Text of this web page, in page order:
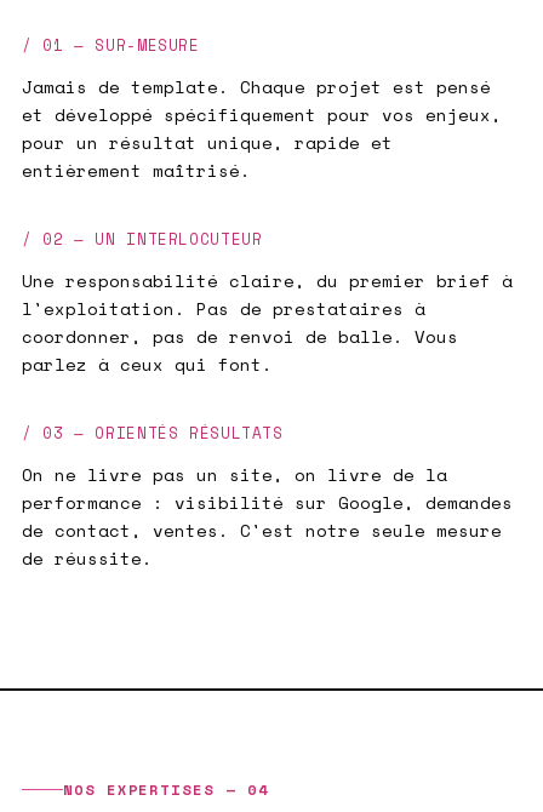
/ 01 — SUR-MESURE
Jamais de template. Chaque projet est pensé
et développé spécifiquement pour vos enjeux,
pour un résultat unique, rapide et
entièrement maîtrisé.
/ 02 — UN INTERLOCUTEUR
Une responsabilité claire, du premier brief à
l'exploitation. Pas de prestataires à
coordonner, pas de renvoi de balle. Vous
parlez à ceux qui font.
/ 03 — ORIENTÉS RÉSULTATS
On ne livre pas un site, on livre de la
performance : visibilité sur Google, demandes
de contact, ventes. C'est notre seule mesure
de réussite.
NOS EXPERTISES — 04